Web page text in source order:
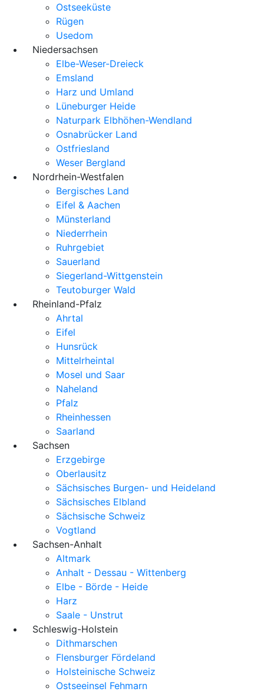
Ostseeküste
Rügen
Usedom
Niedersachsen
Elbe-Weser-Dreieck
Emsland
Harz und Umland
Lüneburger Heide
Naturpark Elbhöhen-Wendland
Osnabrücker Land
Ostfriesland
Weser Bergland
Nordrhein-Westfalen
Bergisches Land
Eifel & Aachen
Münsterland
Niederrhein
Ruhrgebiet
Sauerland
Siegerland-Wittgenstein
Teutoburger Wald
Rheinland-Pfalz
Ahrtal
Eifel
Hunsrück
Mittelrheintal
Mosel und Saar
Naheland
Pfalz
Rheinhessen
Saarland
Sachsen
Erzgebirge
Oberlausitz
Sächsisches Burgen- und Heideland
Sächsisches Elbland
Sächsische Schweiz
Vogtland
Sachsen-Anhalt
Altmark
Anhalt - Dessau - Wittenberg
Elbe - Börde - Heide
Harz
Saale - Unstrut
Schleswig-Holstein
Dithmarschen
Flensburger Fördeland
Holsteinische Schweiz
Ostseeinsel Fehmarn